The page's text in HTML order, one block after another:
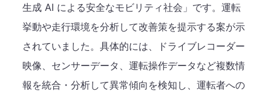
生成 AI による安全なモビリティ社会」です。運転
挙動や走行環境を分析して改善策を提示する案が示
されていました。具体的には、ドライブレコーダー
映像、センサーデータ、運転操作データなど複数情
報を統合・分析して異常傾向を検知し、運転者への